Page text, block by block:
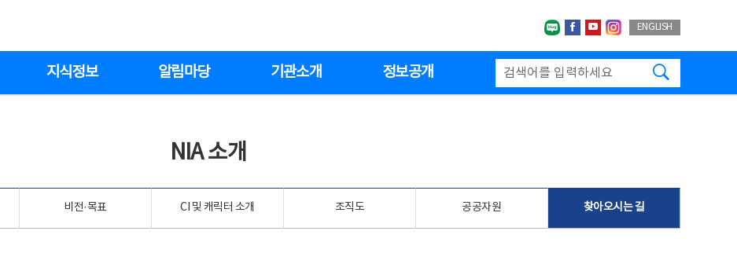
네이버블로그
페이스북
유투브인스타그랩
ENGLISH
지식정보 알림마당 기관소개 정보공개
NIA 소개
비전·목표 CI 및 캐릭터 소개 조직도 공공자원 찾아오시는 길